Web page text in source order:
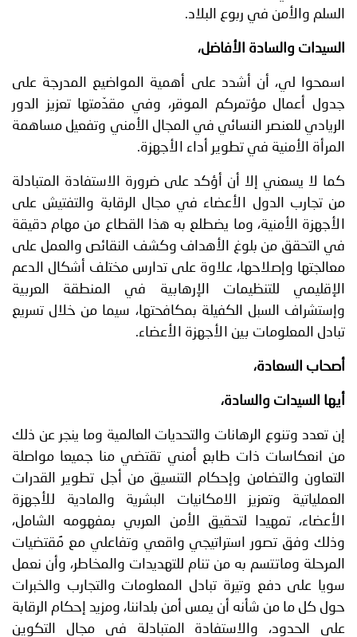
السلم والأمن في ربوع البلاد.
السيدات والسادة الأفاضل،
اسمحوا لي، أن أشدد على أهمية المواضيع المدرجة على
جدول أعمال مؤتمركم الموقر، وفي مقدّمتها تعزيز الدور
الريادي للعنصر النسائي في المجال الأمني وتفعيل مساهمة
المرأة الأمنية في تطوير أداء الأجهزة.
كما لا يسعني إلا أن أؤكد على ضرورة الاستفادة المتبادلة
من تجارب الدول الأعضاء في مجال الرقابة والتفتيش على
الأجهزة الأمنية، وما يضطلع به هذا القطاع من مهام دقيقة
في التحقق من بلوغ الأهداف وكشف النقائص والعمل على
معالجتها وإصلاحها، علاوة على تدارس مختلف أشكال الدعم
الإقليمي للتنظيمات الإرهابية في المنطقة العربية
وإستشراف السبل الكفيلة بمكافحتها، سيما من خلال تسريع
تبادل المعلومات بين الأجهزة الأعضاء.
أصحاب السعادة،
أيها السيدات والسادة،
إن تعدد وتنوع الرهانات والتحديات العالمية وما ينجر عن ذلك
من انعكاسات ذات طابع أمني تقتضي منا جميعا مواصلة
التعاون والتضامن وإحكام التنسيق من أجل تطوير القدرات
العملياتية وتعزيز الامكانيات البشرية والمادية للأجهزة
الأعضاء، تمهيدا لتحقيق الأمن العربي بمفهومه الشامل،
وذلك وفق تصور استراتيجي واقعي وتفاعلي مع مُقتضيات
المرحلة وماتتسم به من تنام للتهديدات والمخاطر، وأن نعمل
سويا على دفع وتيرة تبادل المعلومات والتجارب والخبرات
حول كل ما من شأنه أن يمس أمن بلداننا، ومزيد إحكام الرقابة
على الحدود، والاستفادة المتبادلة في مجال التكوين